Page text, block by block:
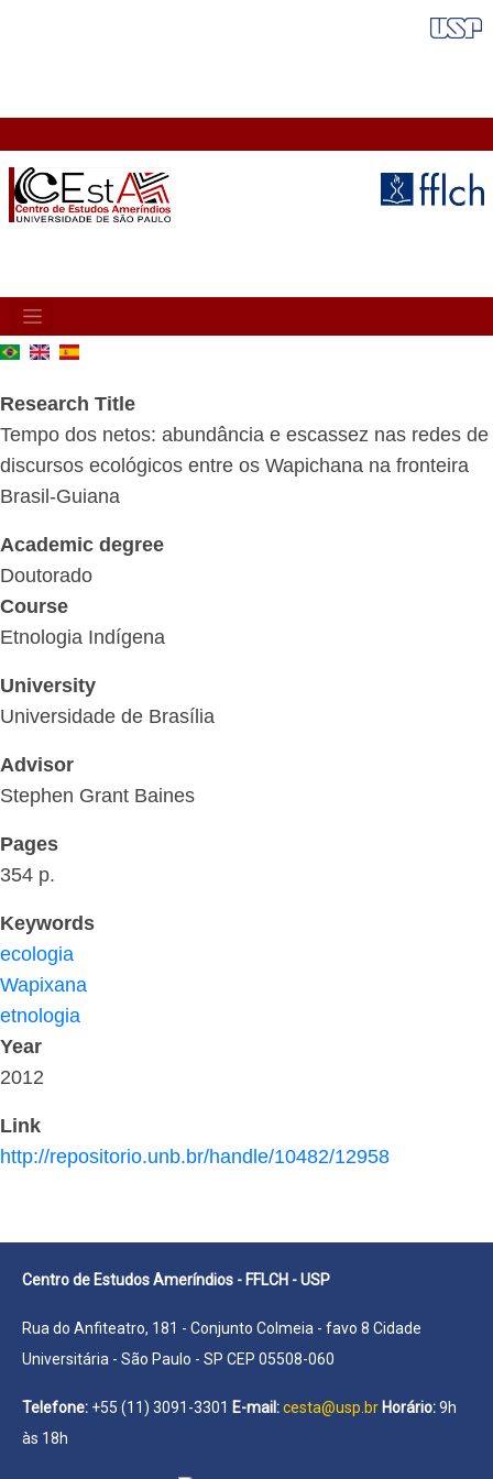
MAIN
NAVIGATION
Research Title
Tempo dos netos: abundância e escassez nas redes de
discursos ecológicos entre os Wapichana na fronteira
Brasil-Guiana
Academic degree
Doutorado
Course
Etnologia Indígena
University
Universidade de Brasília
Advisor
Stephen Grant Baines
Pages
354 p.
Keywords
ecologia
Wapixana
etnologia
Year
2012
Link
http://repositorio.unb.br/handle/10482/12958
Centro de Estudos Ameríndios - FFLCH - USP
Rua do Anfiteatro, 181 - Conjunto Colmeia - favo 8 Cidade
Universitária - São Paulo - SP CEP 05508-060
Telefone: +55 (11) 3091-3301 E-mail:cesta@usp.br Horário:9h
às 18h